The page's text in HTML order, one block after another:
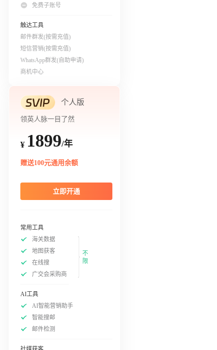
免费子账号
触达工具
邮件群发(按需充值)
短信营销(按需充值)
WhatsApp群发(自助申请)
商机中心
个人版
领英人脉一目了然
¥ 1899/年
赠送100元通用余额
立即开通
常用工具
海关数据
地图获客
在线搜
广交会采购商
不
限
AI工具
AI智能营销助手
智能搜邮
邮件检测